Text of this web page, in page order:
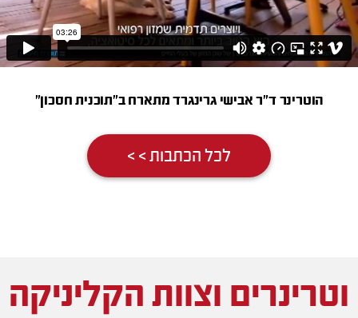
הוטרינר ד”ר אבישי גרינגרד מתארח ב"תוכנית חסכון"
לכל הכתבות > >
וטרינרים וצוות הקליניקה